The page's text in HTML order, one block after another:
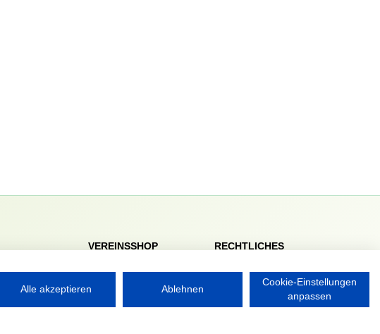
VEREINSSHOP
Nordsport.store
RECHTLICHES
Datenschutzerklärung
Alle akzeptieren Ablehnen
Cookie-Einstellungen
anpassen